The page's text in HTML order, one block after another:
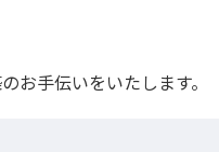
お手伝いをいたします。